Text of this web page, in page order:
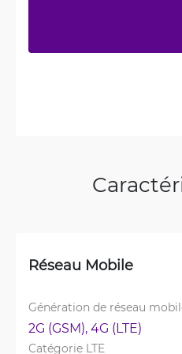
Réseau Mobile
Génération de réseau
2G (GSM), 4G (LTE)
Catégorie LTE